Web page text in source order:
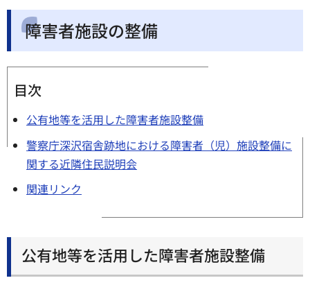
障害者施設の整備
目次
公有地等を活用した障害者施設整備
警察庁深沢宿舎跡地における障害者（児）施設整備に
関する近隣住民説明会
関連リンク
公有地等を活用した障害者施設整備